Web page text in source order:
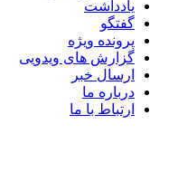
یادداشت
گفتگو
پرونده ویژه
گزارش های ویدویی
ارسال خبر
درباره ما
ارتباط با ما